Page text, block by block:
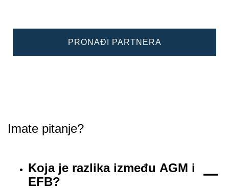
PRONAĐI PARTNERA
Imate pitanje?
Koja je razlika između AGM i
EFB?